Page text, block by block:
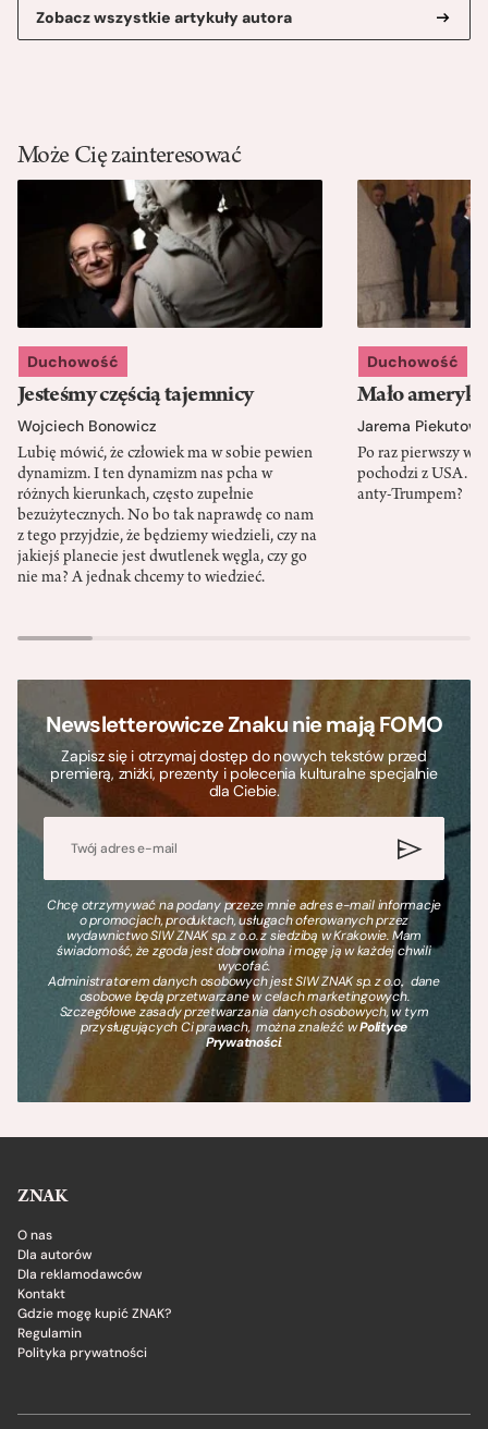
Zobacz wszystkie artykuły autora
Może Cię zainteresować
Duchowość
Jesteśmy częścią tajemnicy
Wojciech Bonowicz
Lubię mówić, że człowiek ma w sobie pewien
dynamizm. I ten dynamizm nas pcha w
różnych kierunkach, często zupełnie
bezużytecznych. No bo tak naprawdę co nam
z tego przyjdzie, że będziemy wiedzieli, czy na
jakiejś planecie jest dwutlenek węgla, czy go
nie ma? A jednak chcemy to wiedzieć.
Duchowość
Mało
Jarema
Po raz pierwszy w
pochodzi z USA.
anty-Trumpem?
Newsletterowicze Znaku nie mają FOMO
Zapisz się i otrzymaj dostęp do nowych tekstów przed
premierą, zniżki, prezenty i polecenia kulturalne specjalnie
dla Ciebie.
Chcę otrzymywać na podany przeze mnie adres e-mail informacje
o promocjach, produktach, usługach oferowanych przez
wydawnictwo SIW ZNAK sp. z o.o. z siedzibą w Krakowie. Mam
świadomość, że zgoda jest dobrowolna i mogę ją w każdej chwili
wycofać.
Administratorem danych osobowych jest SIW ZNAK sp. z o.o., dane
osobowe będą przetwarzane w celach marketingowych.
Szczegółowe zasady przetwarzania danych osobowych, w tym
przysługujących Ci prawach, można znaleźć wPolityce
Prywatności.
ZNAK
O nas
Dla autorów
Dla reklamodawców
Kontakt
Gdzie mogę kupić ZNAK?
Regulamin
Polityka prywatności